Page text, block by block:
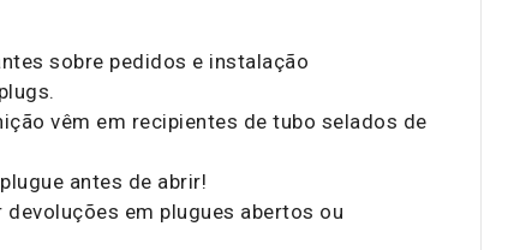
sobre pedidos e instalação
vêm em recipientes de tubo selados de
antes de abrir!
em plugues abertos ou